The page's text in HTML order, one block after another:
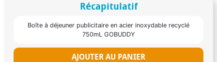
Récapitulatif
Boîte à déjeuner publicitaire en acier inoxydable recyclé
750mL GOBUDDY
AJOUTER AU PANIER